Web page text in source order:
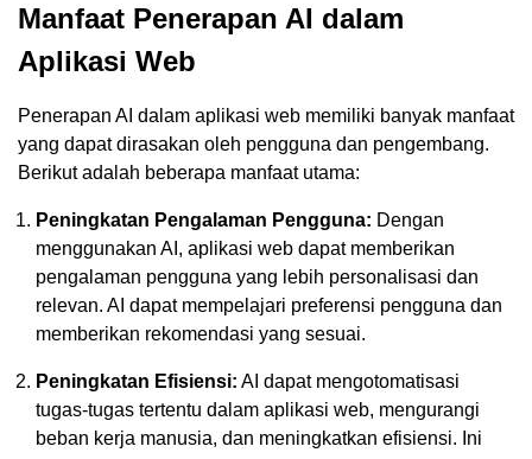
Manfaat Penerapan AI dalam
Aplikasi Web
Penerapan AI dalam aplikasi web memiliki banyak manfaat
yang dapat dirasakan oleh pengguna dan pengembang.
Berikut adalah beberapa manfaat utama:
Peningkatan Pengalaman Pengguna: Dengan
menggunakan AI, aplikasi web dapat memberikan
pengalaman pengguna yang lebih personalisasi dan
relevan. AI dapat mempelajari preferensi pengguna dan
memberikan rekomendasi yang sesuai.
Peningkatan Efisiensi: AI dapat mengotomatisasi
tugas-tugas tertentu dalam aplikasi web, mengurangi
beban kerja manusia, dan meningkatkan efisiensi. Ini